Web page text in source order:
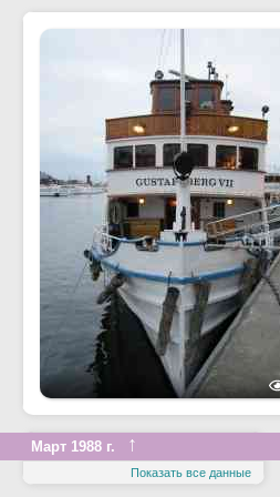
Март 1988 г. ↑
Показать все данные